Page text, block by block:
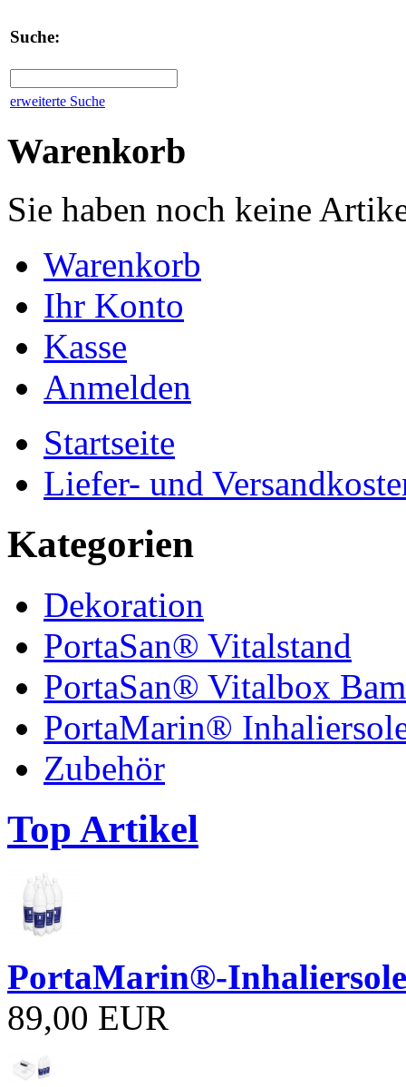
Suche:
erweiterte Suche
Warenkorb
Sie haben noch keine
Warenkorb
Ihr Konto
Kasse
Anmelden
Startseite
Liefer- und
Kategorien
Dekoration
PortaSan® Vitalstand
PortaSan® Vitalbox
PortaMarin®
Zubehör
Top Artikel
PortaMarin®-
89,00 EUR